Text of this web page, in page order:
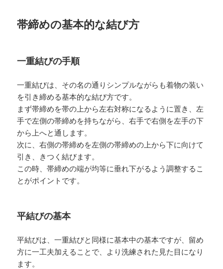
帯締めの基本的な結び方
一重結びの手順
一重結びは、その名の通りシンプルながらも着物の装い
を引き締める基本的な結び方です。
まず帯締めを帯の上から左右対称になるように置き、左
手で左側の帯締めを持ちながら、右手で右側を左手の下
から上へと通します。
次に、右側の帯締めを左側の帯締めの上から下に向けて
引き、きつく結びます。
この時、帯締めの端が均等に垂れ下がるよう調整するこ
とがポイントです。
平結びの基本
平結びは、一重結びと同様に基本中の基本ですが、留め
方に一工夫加えることで、より洗練された見た目になり
ます。